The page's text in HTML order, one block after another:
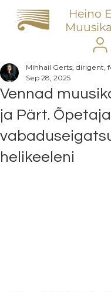
Heino
Vennad
ja Pärt.
helikeeleni
Mihhail Gerts, dirigent,
Sep 28, 2025